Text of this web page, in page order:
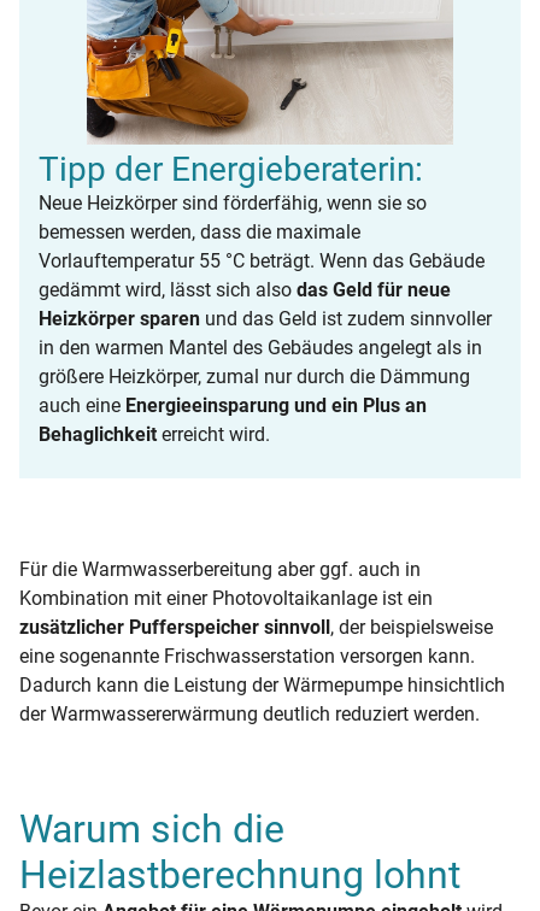
Tipp der Energieberaterin:
Neue Heizkörper sind förderfähig, wenn sie so
bemessen werden, dass die maximale
Vorlauftemperatur 55 °C beträgt. Wenn das Gebäude
gedämmt wird, lässt sich also das Geld für neue
Heizkörper sparen und das Geld ist zudem sinnvoller
in den warmen Mantel des Gebäudes angelegt als in
größere Heizkörper, zumal nur durch die Dämmung
auch eine Energieeinsparung und ein Plus an
Behaglichkeit erreicht wird.
Für die Warmwasserbereitung aber ggf. auch in
Kombination mit einer Photovoltaikanlage ist ein
zusätzlicher Pufferspeicher sinnvoll, der beispielsweise
eine sogenannte Frischwasserstation versorgen kann.
Dadurch kann die Leistung der Wärmepumpe hinsichtlich
der Warmwassererwärmung deutlich reduziert werden.
Warum sich die
Heizlastberechnung lohnt